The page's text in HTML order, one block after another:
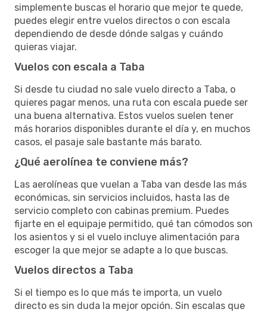
simplemente buscas el horario que mejor te quede,
puedes elegir entre vuelos directos o con escala
dependiendo de desde dónde salgas y cuándo
quieras viajar.
Vuelos con escala a Taba
Si desde tu ciudad no sale vuelo directo a Taba, o
quieres pagar menos, una ruta con escala puede ser
una buena alternativa. Estos vuelos suelen tener
más horarios disponibles durante el día y, en muchos
casos, el pasaje sale bastante más barato.
¿Qué aerolínea te conviene más?
Las aerolíneas que vuelan a Taba van desde las más
económicas, sin servicios incluidos, hasta las de
servicio completo con cabinas premium. Puedes
fijarte en el equipaje permitido, qué tan cómodos son
los asientos y si el vuelo incluye alimentación para
escoger la que mejor se adapte a lo que buscas.
Vuelos directos a Taba
Si el tiempo es lo que más te importa, un vuelo
directo es sin duda la mejor opción. Sin escalas que